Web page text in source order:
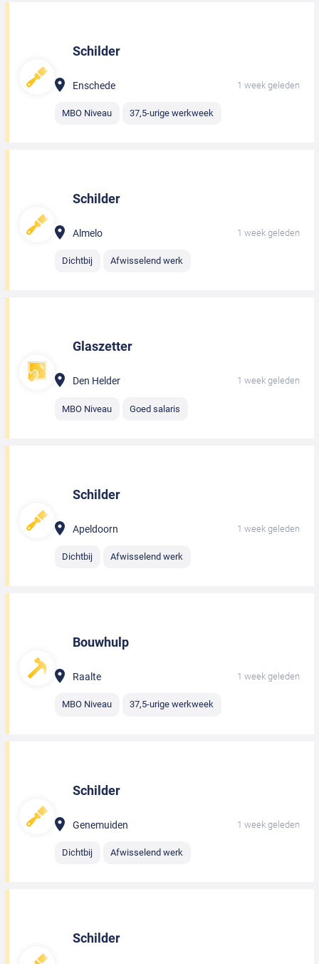
Schilder
Enschede 1 week geleden
MBO Niveau 37,5-urige werkweek
Schilder
Almelo 1 week geleden
Dichtbij Afwisselend werk
Glaszetter
Den Helder 1 week geleden
MBO Niveau Goed salaris
Schilder
Apeldoorn 1 week geleden
Dichtbij Afwisselend werk
Bouwhulp
Raalte 1 week geleden
MBO Niveau 37,5-urige werkweek
Schilder
Genemuiden 1 week geleden
Dichtbij Afwisselend werk
Schilder